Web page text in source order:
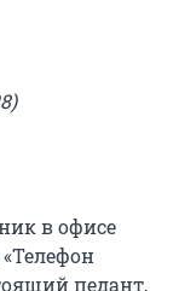
в офисе
педант,